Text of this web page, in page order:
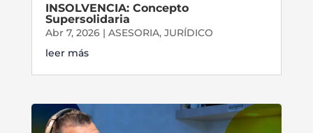
INSOLVENCIA: Concepto
Supersolidaria
Abr 7, 2026| ASESORIA, JURÍDICO
leer más